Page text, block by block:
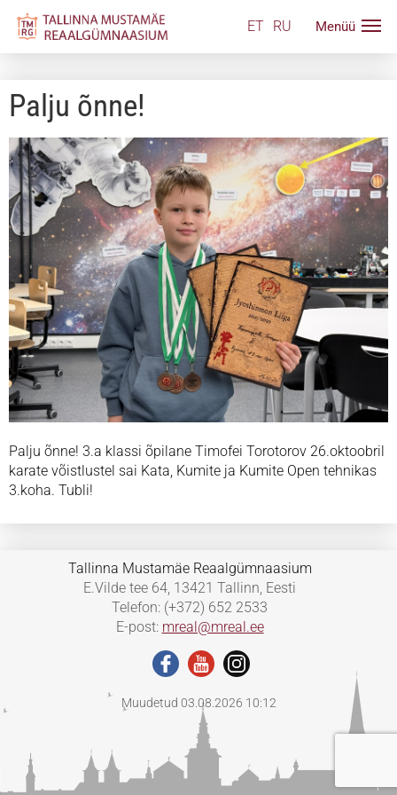
ET RU
Palju õnne!
Palju õnne! 3.a klassi õpilane Timofei Torotorov 26.oktoobril
karate võistlustel sai Kata, Kumite ja Kumite Open tehnikas
3.koha. Tubli!
Tallinna Mustamäe Reaalgümnaasium
E.Vilde tee 64, 13421 Tallinn, Eesti
Telefon: (+372) 652 2533
E-post: mreal@mreal.ee
Muudetud 03.08.2026 10:12